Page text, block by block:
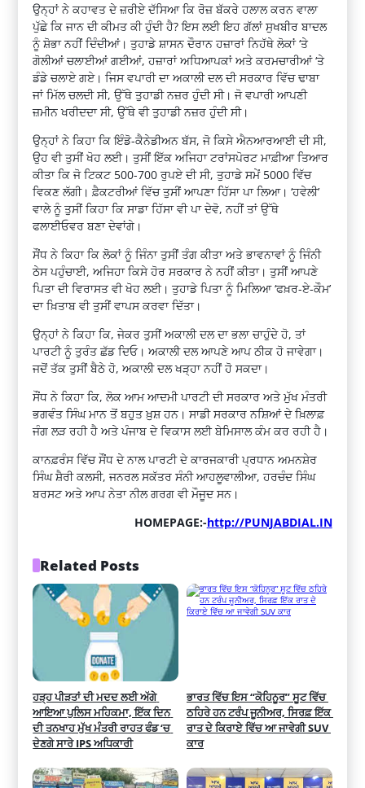
ਉਨ੍ਹਾਂ ਨੇ ਕਹਾਵਤ ਦੇ ਜ਼ਰੀਏ ਦੱਸਿਆ ਕਿ ਰੋਜ਼ ਬੱਕਰੇ ਹਲਾਲ ਕਰਨ ਵਾਲਾ
ਪੁੱਛੇ ਕਿ ਜਾਨ ਦੀ ਕੀਮਤ ਕੀ ਹੁੰਦੀ ਹੈ? ਇਸ ਲਈ ਇਹ ਗੱਲਾਂ ਸੁਖਬੀਰ ਬਾਦਲ
ਨੂੰ ਸ਼ੋਭਾ ਨਹੀਂ ਦਿੰਦੀਆਂ। ਤੁਹਾਡੇ ਸ਼ਾਸਨ ਦੌਰਾਨ ਹਜ਼ਾਰਾਂ ਨਿਹੱਥੇ ਲੋਕਾਂ ‘ਤੇ
ਗੋਲੀਆਂ ਚਲਾਈਆਂ ਗਈਆਂ, ਹਜ਼ਾਰਾਂ ਅਧਿਆਪਕਾਂ ਅਤੇ ਕਰਮਚਾਰੀਆਂ ‘ਤੇ
ਡੰਡੇ ਚਲਾਏ ਗਏ। ਜਿਸ ਵਪਾਰੀ ਦਾ ਅਕਾਲੀ ਦਲ ਦੀ ਸਰਕਾਰ ਵਿੱਚ ਢਾਬਾ
ਜਾਂ ਮਿੱਲ ਚਲਦੀ ਸੀ, ਉੱਥੇ ਤੁਹਾਡੀ ਨਜ਼ਰ ਹੁੰਦੀ ਸੀ। ਜੋ ਵਪਾਰੀ ਆਪਣੀ
ਜ਼ਮੀਨ ਖਰੀਦਦਾ ਸੀ, ਉੱਥੇ ਵੀ ਤੁਹਾਡੀ ਨਜ਼ਰ ਹੁੰਦੀ ਸੀ।
ਉਨ੍ਹਾਂ ਨੇ ਕਿਹਾ ਕਿ ਇੰਡੋ-ਕੈਨੇਡੀਅਨ ਬੱਸ, ਜੋ ਕਿਸੇ ਐਨਆਰਆਈ ਦੀ ਸੀ,
ਉਹ ਵੀ ਤੁਸੀਂ ਖੋਹ ਲਈ। ਤੁਸੀਂ ਇੱਕ ਅਜਿਹਾ ਟਰਾਂਸਪੋਰਟ ਮਾਫ਼ੀਆ ਤਿਆਰ
ਕੀਤਾ ਕਿ ਜੋ ਟਿਕਟ 500-700 ਰੁਪਏ ਦੀ ਸੀ, ਤੁਹਾਡੇ ਸਮੇਂ 5000 ਵਿੱਚ
ਵਿਕਣ ਲੱਗੀ। ਫ਼ੈਕਟਰੀਆਂ ਵਿੱਚ ਤੁਸੀਂ ਆਪਣਾ ਹਿੱਸਾ ਪਾ ਲਿਆ। ‘ਹਵੇਲੀ’
ਵਾਲੇ ਨੂੰ ਤੁਸੀਂ ਕਿਹਾ ਕਿ ਸਾਡਾ ਹਿੱਸਾ ਵੀ ਪਾ ਦੇਵੋ, ਨਹੀਂ ਤਾਂ ਉੱਥੇ
ਫਲਾਈਓਵਰ ਬਣਾ ਦੇਵਾਂਗੇ।
ਸੌਂਧ ਨੇ ਕਿਹਾ ਕਿ ਲੋਕਾਂ ਨੂੰ ਜਿੰਨਾ ਤੁਸੀਂ ਤੰਗ ਕੀਤਾ ਅਤੇ ਭਾਵਨਾਵਾਂ ਨੂੰ ਜਿੰਨੀ
ਠੇਸ ਪਹੁੰਚਾਈ, ਅਜਿਹਾ ਕਿਸੇ ਹੋਰ ਸਰਕਾਰ ਨੇ ਨਹੀਂ ਕੀਤਾ। ਤੁਸੀਂ ਆਪਣੇ
ਪਿਤਾ ਦੀ ਵਿਰਾਸਤ ਵੀ ਖੋਹ ਲਈ। ਤੁਹਾਡੇ ਪਿਤਾ ਨੂੰ ਮਿਲਿਆ ‘ਫਖ਼ਰ-ਏ-ਕੌਮ’
ਦਾ ਖ਼ਿਤਾਬ ਵੀ ਤੁਸੀਂ ਵਾਪਸ ਕਰਵਾ ਦਿੱਤਾ।
ਉਨ੍ਹਾਂ ਨੇ ਕਿਹਾ ਕਿ, ਜੇਕਰ ਤੁਸੀਂ ਅਕਾਲੀ ਦਲ ਦਾ ਭਲਾ ਚਾਹੁੰਦੇ ਹੋ, ਤਾਂ
ਪਾਰਟੀ ਨੂੰ ਤੁਰੰਤ ਛੱਡ ਦਿਓ। ਅਕਾਲੀ ਦਲ ਆਪਣੇ ਆਪ ਠੀਕ ਹੋ ਜਾਵੇਗਾ।
ਜਦੋਂ ਤੱਕ ਤੁਸੀਂ ਬੈਠੇ ਹੋ, ਅਕਾਲੀ ਦਲ ਖੜ੍ਹਾ ਨਹੀਂ ਹੋ ਸਕਦਾ।
ਸੌਂਧ ਨੇ ਕਿਹਾ ਕਿ, ਲੋਕ ਆਮ ਆਦਮੀ ਪਾਰਟੀ ਦੀ ਸਰਕਾਰ ਅਤੇ ਮੁੱਖ ਮੰਤਰੀ
ਭਗਵੰਤ ਸਿੰਘ ਮਾਨ ਤੋਂ ਬਹੁਤ ਖ਼ੁਸ਼ ਹਨ। ਸਾਡੀ ਸਰਕਾਰ ਨਸ਼ਿਆਂ ਦੇ ਖ਼ਿਲਾਫ਼
ਜੰਗ ਲੜ ਰਹੀ ਹੈ ਅਤੇ ਪੰਜਾਬ ਦੇ ਵਿਕਾਸ ਲਈ ਬੇਮਿਸਾਲ ਕੰਮ ਕਰ ਰਹੀ ਹੈ।
ਕਾਨਫ਼ਰੰਸ ਵਿੱਚ ਸੌਂਧ ਦੇ ਨਾਲ ਪਾਰਟੀ ਦੇ ਕਾਰਜਕਾਰੀ ਪ੍ਰਧਾਨ ਅਮਨਸ਼ੇਰ
ਸਿੰਘ ਸ਼ੈਰੀ ਕਲਸੀ, ਜਨਰਲ ਸਕੱਤਰ ਸੰਨੀ ਆਹਲੂਵਾਲੀਆ, ਹਰਚੰਦ ਸਿੰਘ
ਬਰਸਟ ਅਤੇ ਆਪ ਨੇਤਾ ਨੀਲ ਗਰਗ ਵੀ ਮੌਜੂਦ ਸਨ।
HOMEPAGE:-http://PUNJABDIAL.IN
Related Posts
ਹੜ੍ਹ ਪੀੜਤਾਂ ਦੀ ਮਦਦ ਲਈ ਅੱਗੇ
ਆਇਆ ਪੁਲਿਸ ਮਹਿਕਮਾ, ਇੱਕ ਦਿਨ
ਦੀ ਤਨਖਾਹ ਮੁੱਖ ਮੰਤਰੀ ਰਾਹਤ ਫੰਡ ‘ਚ
ਦੇਣਗੇ ਸਾਰੇ IPS ਅਧਿਕਾਰੀ
ਭਾਰਤ ਵਿੱਚ ਇਸ “ਕੋਹਿਨੂਰ” ਸੂਟ ਵਿੱਚ
ਠਹਿਰੇ ਹਨ ਟਰੰਪ ਜੂਨੀਅਰ, ਸਿਰਫ਼ ਇੱਕ
ਰਾਤ ਦੇ ਕਿਰਾਏ ਵਿੱਚ ਆ ਜਾਵੇਗੀ SUV
ਕਾਰ